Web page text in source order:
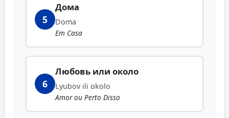
5
Дома
Doma
Em Casa
6
Любовь или около
Lyubov ili okolo
Amor ou Perto Disso